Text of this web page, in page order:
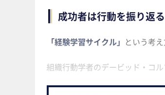
成功者は行動を振り返る
「経験学習サイクル」 という考
組織行動学者のデービッド・コ